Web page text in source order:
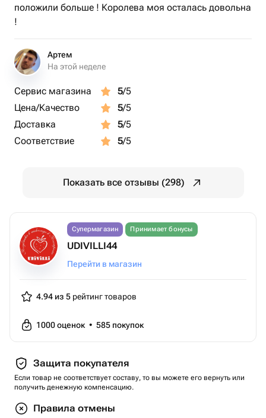
положили больше ! Королева моя осталась довольна
!
Артем
На этой неделе
Сервис магазина 5/5
Цена/Качество
5/5
Доставка
5/5
Соответствие
5/5
Показать все отзывы (298)
Супермагазин Принимает бонусы
UDIVILLI44
Перейти в магазин
4.94 из 5 рейтинг товаров
1000оценок • 585 покупок
Защита покупателя
Если товар не соответствует составу, то вы можете его вернуть или
получить денежную компенсацию.
Правила отмены